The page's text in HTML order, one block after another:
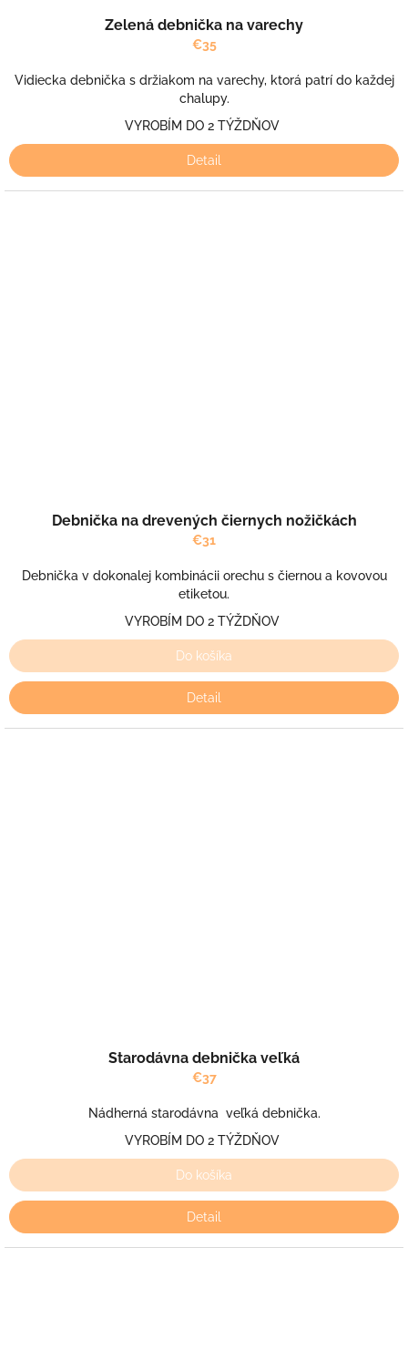
Zelená debnička na varechy
€35
Vidiecka debnička s držiakom na varechy, ktorá patrí do každej
chalupy.
VYROBÍM DO 2 TÝŽDŇOV
Detail
Debnička na drevených čiernych nožičkách
€31
Debnička v dokonalej kombinácii orechu s čiernou a kovovou
etiketou.
VYROBÍM DO 2 TÝŽDŇOV
Do košíka
Detail
Starodávna debnička veľká
€37
Nádherná starodávna veľká debnička.
VYROBÍM DO 2 TÝŽDŇOV
Do košíka
Detail